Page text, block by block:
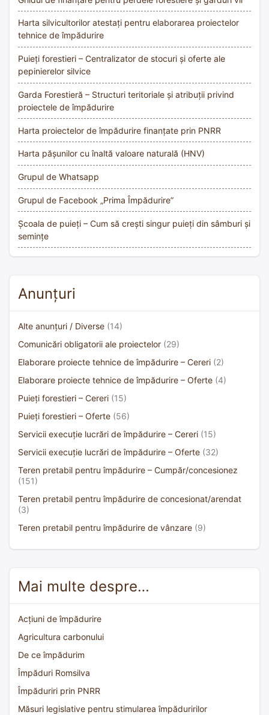
Harta silvicultorilor atestați pentru elaborarea proiectelor
tehnice de împădurire
Puieți forestieri – Centralizator de stocuri și oferte ale
pepinierelor silvice
Garda Forestieră – Structuri teritoriale și atribuții privind
proiectele de împădurire
Harta proiectelor de împădurire finanțate prin PNRR
Harta pășunilor cu înaltă valoare naturală (HNV)
Grupul de Whatsapp
Grupul de Facebook „Prima Împădurire”
Școala de puieți – Cum să crești singur puieți din sâmburi și
semințe
Anunțuri
Alte anunțuri / Diverse (14)
Comunicări obligatorii ale proiectelor (29)
Elaborare proiecte tehnice de împădurire – Cereri (2)
Elaborare proiecte tehnice de împădurire – Oferte (4)
Puieți forestieri – Cereri (15)
Puieți forestieri – Oferte (56)
Servicii execuție lucrări de împădurire – Cereri (15)
Servicii execuție lucrări de împădurire – Oferte (32)
Teren pretabil pentru împădurire – Cumpăr/concesionez
(151)
Teren pretabil pentru împădurire de concesionat/arendat
(3)
Teren pretabil pentru împădurire de vânzare (9)
Mai multe despre…
Acțiuni de împădurire
Agricultura carbonului
De ce împădurim
Împăduri Romsilva
Împăduriri prin PNRR
Măsuri legislative pentru stimularea împăduririlor